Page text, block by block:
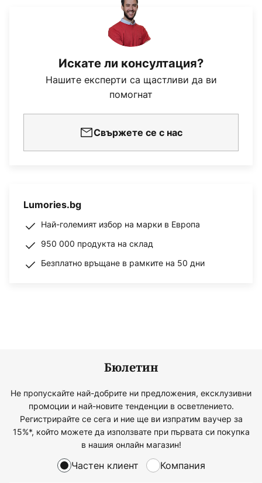
Искате ли консултация?
Нашите експерти са щастливи да ви
помогнат
Свържете се с нас
Lumories.bg
Най-големият избор на марки в Европа
950 000 продукта на склад
Безплатно връщане в рамките на 50 дни
Бюлетин
Не пропускайте най-добрите ни предложения, ексклузивни
промоции и най-новите тенденции в осветлението.
Регистрирайте се сега и ние ще ви изпратим ваучер за
15%*, който можете да използвате при първата си покупка
в нашия онлайн магазин!
Частен клиент Компания